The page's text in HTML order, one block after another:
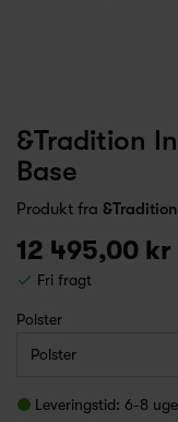
&Tradition
Base
Produkt fra &Tradition
12 495,00 kr
Fri fragt
Polster
Leveringstid: 6-8